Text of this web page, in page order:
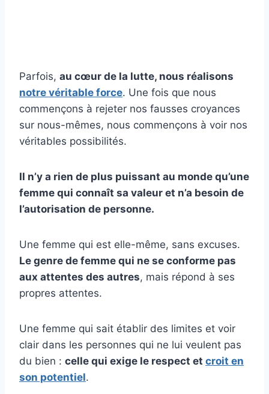
Parfois, au cœur de la lutte, nous réalisons
notre véritable force. Une fois que nous
commençons à rejeter nos fausses croyances
sur nous-mêmes, nous commençons à voir nos
véritables possibilités.
Il n’y a rien de plus puissant au monde qu’une
femme qui connaît sa valeur et n’a besoin de
l’autorisation de personne.
Une femme qui est elle-même, sans excuses.
Le genre de femme qui ne se conforme pas
aux attentes des autres, mais répond à ses
propres attentes.
Une femme qui sait établir des limites et voir
clair dans les personnes qui ne lui veulent pas
du bien : celle qui exige le respect et croit en
son potentiel.